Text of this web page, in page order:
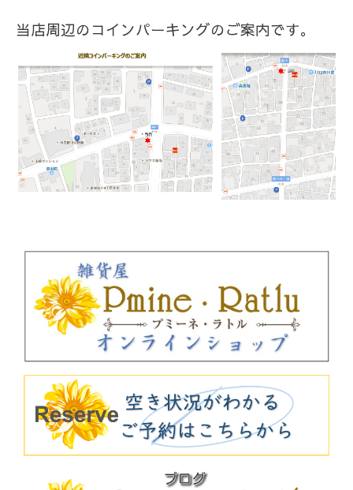
当店周辺のコインパーキングのご案内です。